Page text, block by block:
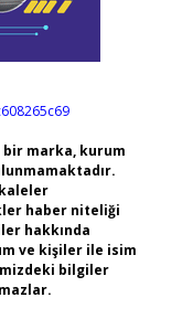
marka, kurum
haber niteliği
hakkında
ve kişiler ile isim
bilgiler